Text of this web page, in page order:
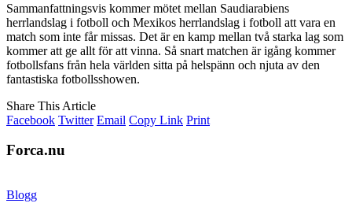
Sammanfattningsvis kommer mötet mellan Saudiarabiens
herrlandslag i fotboll och Mexikos herrlandslag i fotboll att vara en
match som inte får missas. Det är en kamp mellan två starka lag som
kommer att ge allt för att vinna. Så snart matchen är igång kommer
fotbollsfans från hela världen sitta på helspänn och njuta av den
fantastiska fotbollsshowen.
Share This Article
Facebook Twitter Email Copy Link Print
Forca.nu
Blogg